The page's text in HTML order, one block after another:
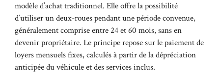
modèle d’achat traditionnel. Elle offre la possibilité
d’utiliser un deux-roues pendant une période convenue,
généralement comprise entre 24 et 60 mois, sans en
devenir propriétaire. Le principe repose sur le paiement de
loyers mensuels fixes, calculés à partir de la dépréciation
anticipée du véhicule et des services inclus.